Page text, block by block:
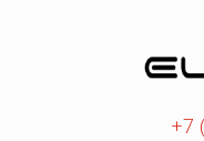
+7